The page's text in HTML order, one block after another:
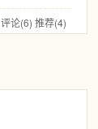
评论(6) 推荐(4)